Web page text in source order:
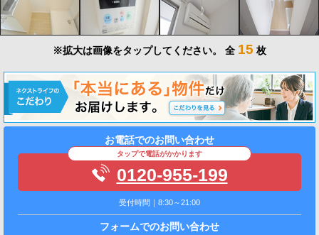
※拡大は画像をタップしてください。 全 15 枚
お電話でのお問い合わせ
タップで電話がかかります
0120-955-199
受付時間｜8:30～21:00
フォームでのお問い合わせ